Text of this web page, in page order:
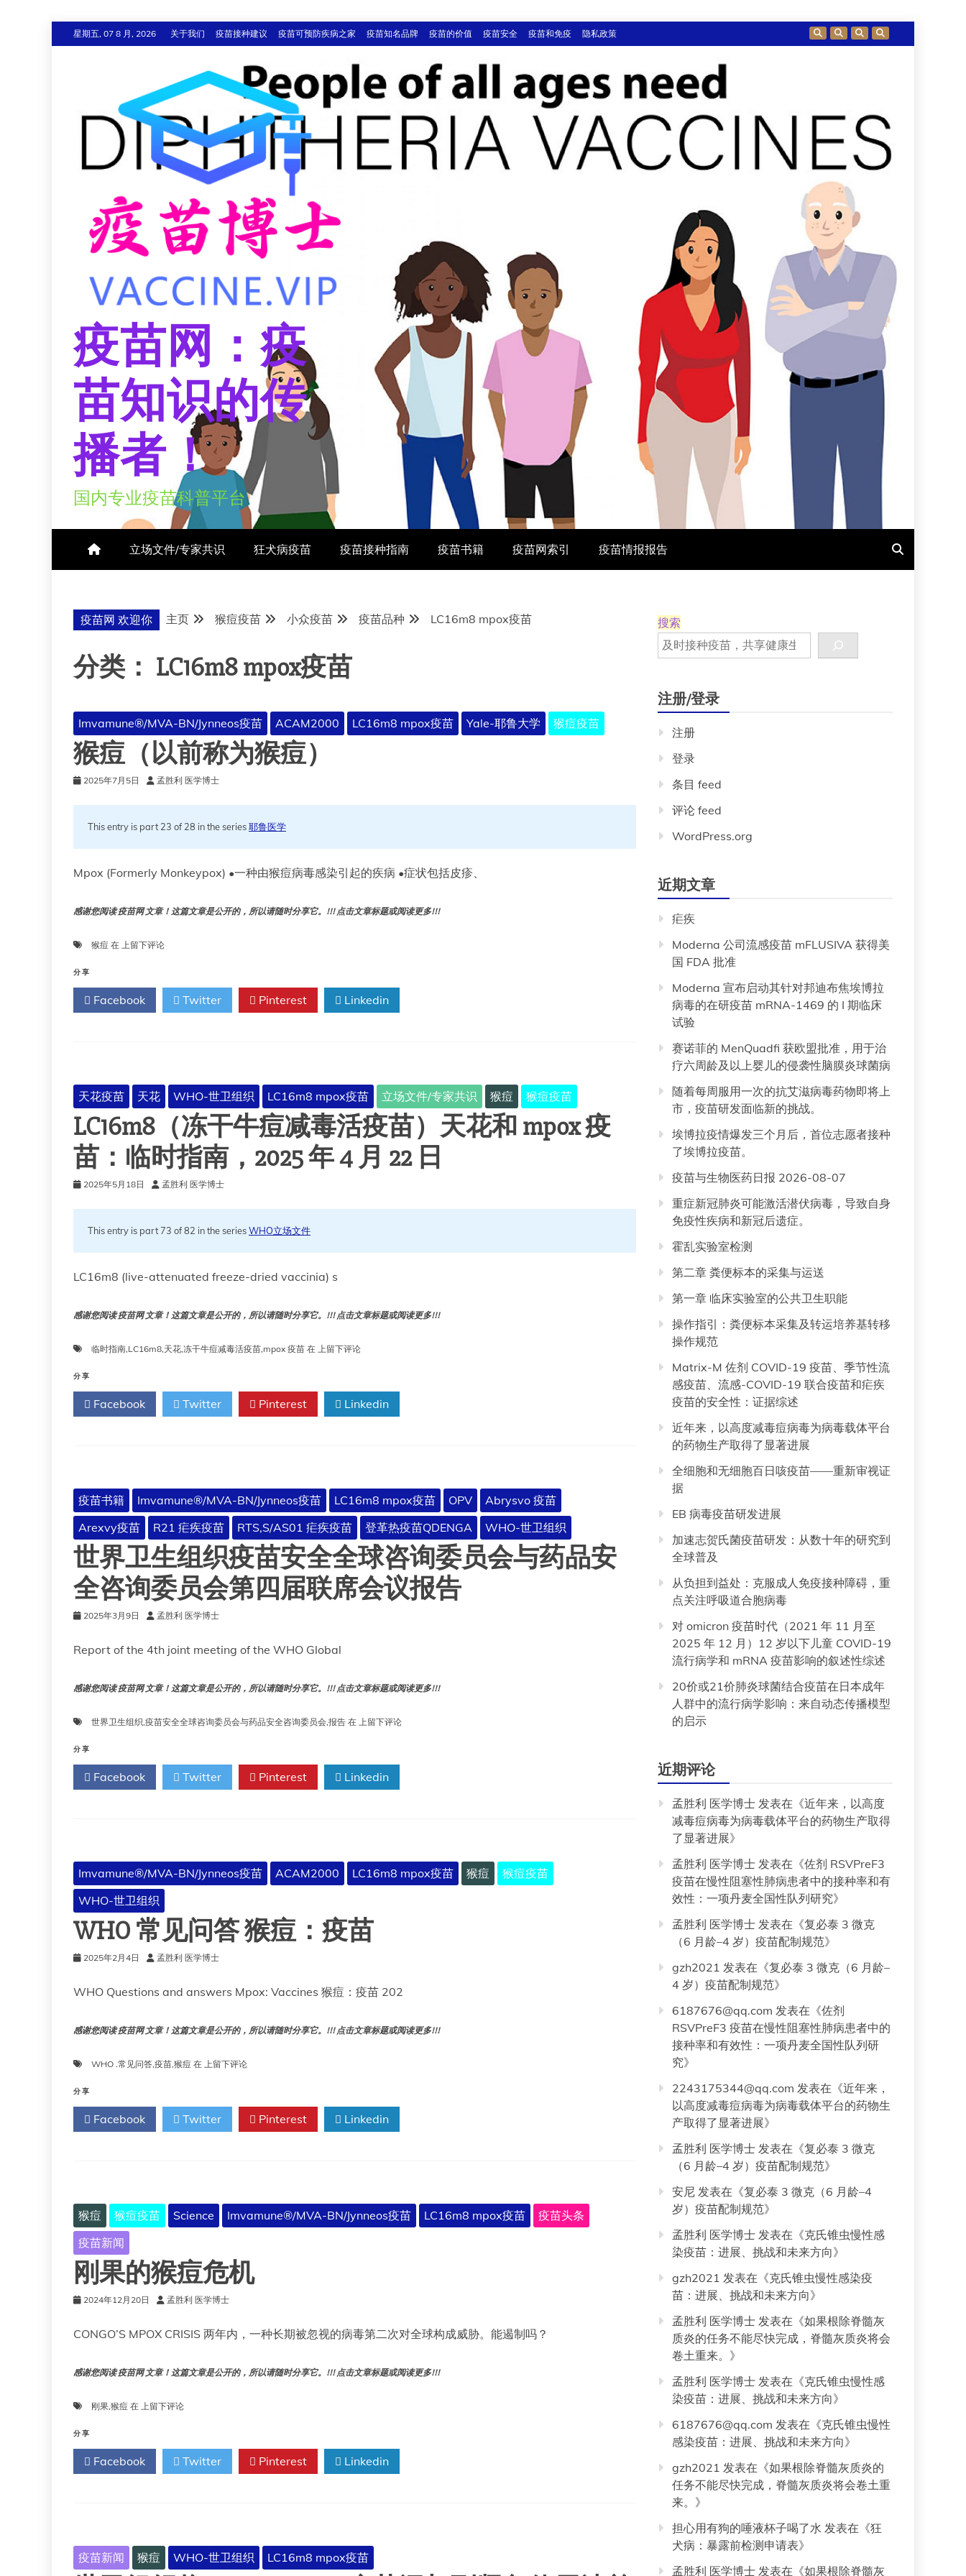
至
星期五, 07 8 月, 2026 关于我们 疫苗接种建议 疫苗可预防疾病之家 疫苗知名品牌 疫苗的价值 疫苗安全 疫苗和免疫 隐私政策
疫苗网：疫
苗知识的传
播者！
国内专业疫苗科普平台
立场文件/专家共识 狂犬病疫苗 疫苗接种指南 疫苗书籍 疫苗网索引 疫苗情报报告
疫苗网 欢迎你 主页 猴痘疫苗 小众疫苗 疫苗品种 LC16m8 mpox疫苗
分类： LC16m8 mpox疫苗
Imvamune®/MVA-BN/Jynneos疫苗 ACAM2000 LC16m8 mpox疫苗 Yale-耶鲁大学 猴痘疫苗
猴痘（以前称为猴痘）
2025年7月5日 孟胜利 医学博士
This entry is part 23 of 28 in the series耶鲁医学
Mpox (Formerly Monkeypox) •一种由猴痘病毒感染引起的疾病 •症状包括皮疹、
感谢您阅读 疫苗网 文章！这篇文章是公开的，所以请随时分享它。!!! 点击文章标题或阅读更多!!!
猴痘 在 猴
前
称
为
上留下评论
分享
Facebook Twitter Pinterest Linkedin
天花疫苗 天花 WHO-世卫组织 LC16m8 mpox疫苗 立场文件/专家共识 猴痘 猴痘疫苗
LC16m8（冻干牛痘减毒活疫苗）天花和 mpox 疫
苗：临时指南，2025 年 4 月 22 日
2025年5月18日 孟胜利 医学博士
This entry is part 73 of 82 in the seriesWHO立场文件
LC16m8 (‎live-attenuated freeze-dried vaccinia)‎ s
感谢您阅读 疫苗网 文章！这篇文章是公开的，所以请随时分享它。!!! 点击文章标题或阅读更多!!!
临时指南,LC16m8,天花,冻干牛痘减毒活疫苗,mpox 疫苗 在 LC16m8（冻
痘
毒
花
和
mpox
疫
苗：
临
时
指
4
日
上留下评论
分享
Facebook Twitter Pinterest Linkedin
疫苗书籍 Imvamune®/MVA-BN/Jynneos疫苗 LC16m8 mpox疫苗 OPV
Abrysvo 疫苗
Arexvy疫苗
R21 疟疾疫苗 RTS,S/AS01 疟疾疫苗 登革热疫苗QDENGA WHO-世卫组织
世界卫生组织疫苗安全全球咨询委员会与药品安
全咨询委员会第四届联席会议报告
2025年3月9日 孟胜利 医学博士
Report of the 4th joint meeting of the WHO Global
感谢您阅读 疫苗网 文章！这篇文章是公开的，所以请随时分享它。!!! 点击文章标题或阅读更多!!!
世界卫生组织,疫苗安全全球咨询委员会与药品安全咨询委员会,报告 在 世
生
组
织
全
球
委
员
品
全
咨
第
四
上留下评论
分享
Facebook Twitter Pinterest Linkedin
Imvamune®/MVA-BN/Jynneos疫苗 ACAM2000 LC16m8 mpox疫苗 猴痘
猴痘疫苗
WHO-世卫组织
WHO 常见问答 猴痘：疫苗
2025年2月4日 孟胜利 医学博士
WHO Questions and answers Mpox: Vaccines 猴痘：疫苗 202
感谢您阅读 疫苗网 文章！这篇文章是公开的，所以请随时分享它。!!! 点击文章标题或阅读更多!!!
WHO .常见问答,疫苗,猴痘 在 WHO
问
答
猴
上留下评论
分享
Facebook Twitter Pinterest Linkedin
猴痘 猴痘疫苗 Science Imvamune®/MVA-BN/Jynneos疫苗 LC16m8 mpox疫苗
疫苗头条
疫苗新闻
刚果的猴痘危机
2024年12月20日 孟胜利 医学博士
CONGO’S MPOX CRISIS 两年内，一种长期被忽视的病毒第二次对全球构成威胁。能遏制吗？
感谢您阅读 疫苗网 文章！这篇文章是公开的，所以请随时分享它。!!! 点击文章标题或阅读更多!!!
刚果,猴痘 在 刚
猴
痘
危
上留下评论
分享
Facebook Twitter Pinterest Linkedin
疫苗新闻 猴痘 WHO-世卫组织 LC16m8 mpox疫苗
搜索
注册/登录
注册
登录
条目 feed
评论 feed
WordPress.org
近期文章
疟疾
Moderna 公司流感疫苗 mFLUSIVA 获得美
国 FDA 批准
Moderna 宣布启动其针对邦迪布焦埃博拉
病毒的在研疫苗 mRNA-1469 的 I 期临床
试验
赛诺菲的 MenQuadfi 获欧盟批准，用于治
疗六周龄及以上婴儿的侵袭性脑膜炎球菌病
随着每周服用一次的抗艾滋病毒药物即将上
市，疫苗研发面临新的挑战。
埃博拉疫情爆发三个月后，首位志愿者接种
了埃博拉疫苗。
疫苗与生物医药日报 2026-08-07
重症新冠肺炎可能激活潜伏病毒，导致自身
免疫性疾病和新冠后遗症。
霍乱实验室检测
第二章 粪便标本的采集与运送
第一章 临床实验室的公共卫生职能
操作指引：粪便标本采集及转运培养基转移
操作规范
Matrix-M 佐剂 COVID-19 疫苗、季节性流
感疫苗、流感-COVID-19 联合疫苗和疟疾
疫苗的安全性：证据综述
近年来，以高度减毒痘病毒为病毒载体平台
的药物生产取得了显著进展
全细胞和无细胞百日咳疫苗——重新审视证
据
EB 病毒疫苗研发进展
加速志贺氏菌疫苗研发：从数十年的研究到
全球普及
从负担到益处：克服成人免疫接种障碍，重
点关注呼吸道合胞病毒
对 omicron 疫苗时代（2021 年 11 月至
2025 年 12 月）12 岁以下儿童 COVID-19
流行病学和 mRNA 疫苗影响的叙述性综述
20价或21价肺炎球菌结合疫苗在日本成年
人群中的流行病学影响：来自动态传播模型
的启示
近期评论
孟胜利 医学博士 发表在《近年来，以高度
减毒痘病毒为病毒载体平台的药物生产取得
了显著进展》
孟胜利 医学博士 发表在《佐剂 RSVPreF3
疫苗在慢性阻塞性肺病患者中的接种率和有
效性：一项丹麦全国性队列研究》
孟胜利 医学博士 发表在《复必泰 3 微克
（6 月龄–4 岁）疫苗配制规范》
gzh2021 发表在《复必泰 3 微克（6 月龄–
4 岁）疫苗配制规范》
6187676@qq.com 发表在《佐剂
RSVPreF3 疫苗在慢性阻塞性肺病患者中的
接种率和有效性：一项丹麦全国性队列研
究》
2243175344@qq.com 发表在《近年来，
以高度减毒痘病毒为病毒载体平台的药物生
产取得了显著进展》
孟胜利 医学博士 发表在《复必泰 3 微克
（6 月龄–4 岁）疫苗配制规范》
安尼 发表在《复必泰 3 微克（6 月龄–4
岁）疫苗配制规范》
孟胜利 医学博士 发表在《克氏锥虫慢性感
染疫苗：进展、挑战和未来方向》
gzh2021 发表在《克氏锥虫慢性感染疫
苗：进展、挑战和未来方向》
孟胜利 医学博士 发表在《如果根除脊髓灰
质炎的任务不能尽快完成，脊髓灰质炎将会
卷土重来。 》
孟胜利 医学博士 发表在《克氏锥虫慢性感
染疫苗：进展、挑战和未来方向》
6187676@qq.com 发表在《克氏锥虫慢性
感染疫苗：进展、挑战和未来方向》
gzh2021 发表在《如果根除脊髓灰质炎的
任务不能尽快完成，脊髓灰质炎将会卷土重
来。 》
担心用有狗的唾液杯子喝了水 发表在《狂
犬病：暴露前检测申请表》
孟胜利 医学博士 发表在《如果根除脊髓灰